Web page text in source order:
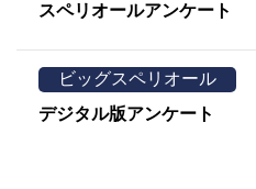
スペリオールアンケート
ビッグスペリオール
デジタル版アンケート